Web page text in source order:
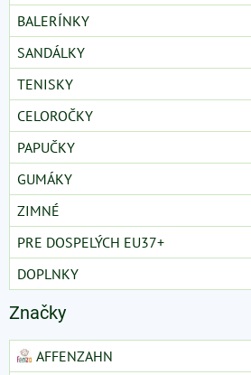
BALERÍNKY
SANDÁLKY
TENISKY
CELOROČKY
PAPUČKY
GUMÁKY
ZIMNÉ
PRE DOSPELÝCH EU37+
DOPLNKY
Značky
AFFENZAHN